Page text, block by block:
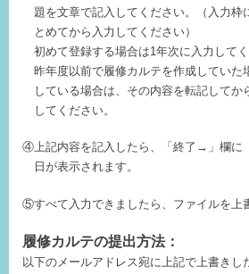
題を文章で記入してください。（入力枠
とめてから入力してください）
初めて登録する場合は1年次に入力してく
昨年度以前で履修カルテを作成していた
している場合は、その内容を転記してか
してください。
④上記内容を記入したら、「終了→」欄に
日が表示されます。
⑤すべて入力できましたら、ファイルを上
履修カルテの提出方法：
以下のメールアドレス宛に上記で上書きし